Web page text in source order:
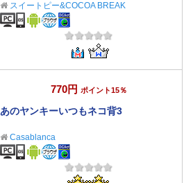
スイートピー&COCOA BREAK
770円 ポイント15％
あのヤンキーいつもネコ背3
Casablanca